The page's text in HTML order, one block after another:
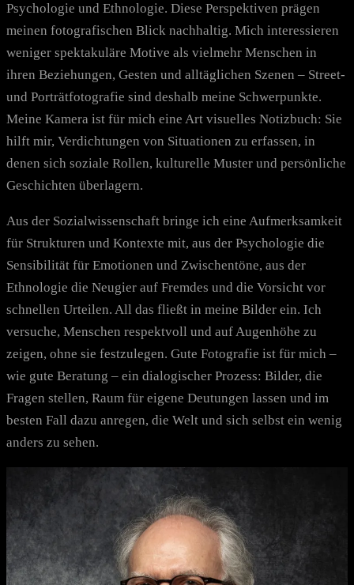
Psychologie und Ethnologie. Diese Perspektiven prägen
meinen fotografischen Blick nachhaltig. Mich interessieren
weniger spektakuläre Motive als vielmehr Menschen in
ihren Beziehungen, Gesten und alltäglichen Szenen – Street-
und Porträtfotografie sind deshalb meine Schwerpunkte.
Meine Kamera ist für mich eine Art visuelles Notizbuch: Sie
hilft mir, Verdichtungen von Situationen zu erfassen, in
denen sich soziale Rollen, kulturelle Muster und persönliche
Geschichten überlagern.
Aus der Sozialwissenschaft bringe ich eine Aufmerksamkeit
für Strukturen und Kontexte mit, aus der Psychologie die
Sensibilität für Emotionen und Zwischentöne, aus der
Ethnologie die Neugier auf Fremdes und die Vorsicht vor
schnellen Urteilen. All das fließt in meine Bilder ein. Ich
versuche, Menschen respektvoll und auf Augenhöhe zu
zeigen, ohne sie festzulegen. Gute Fotografie ist für mich –
wie gute Beratung – ein dialogischer Prozess: Bilder, die
Fragen stellen, Raum für eigene Deutungen lassen und im
besten Fall dazu anregen, die Welt und sich selbst ein wenig
anders zu sehen.